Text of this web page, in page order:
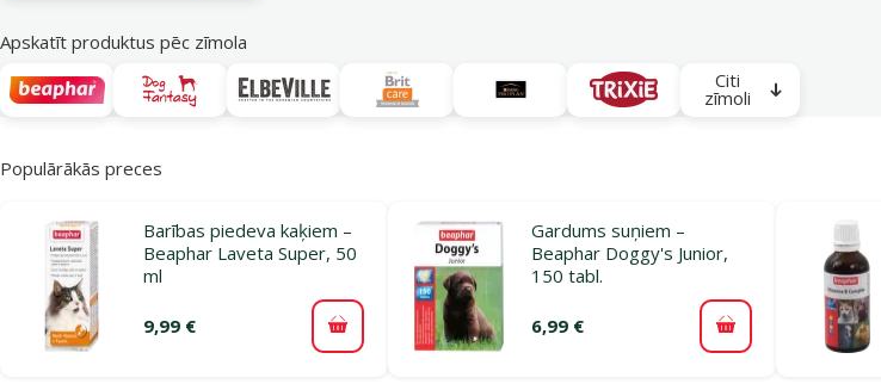
Apskatīt produktus pēc zīmola
Citi
zīmoli
Populārākās preces
Barības piedeva kaķiem –
Beaphar Laveta Super, 50
ml
9,99 € Pievienot grozam
Gardums suņiem –
Beaphar Doggy's Junior,
150 tabl.
6,99 € Pievienot grozam